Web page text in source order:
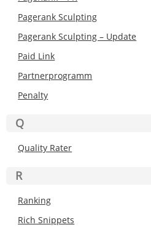
Pagerank Sculpting
Pagerank Sculpting – Update
Paid Link
Partnerprogramm
Penalty
Q
Quality Rater
R
Ranking
Rich Snippets